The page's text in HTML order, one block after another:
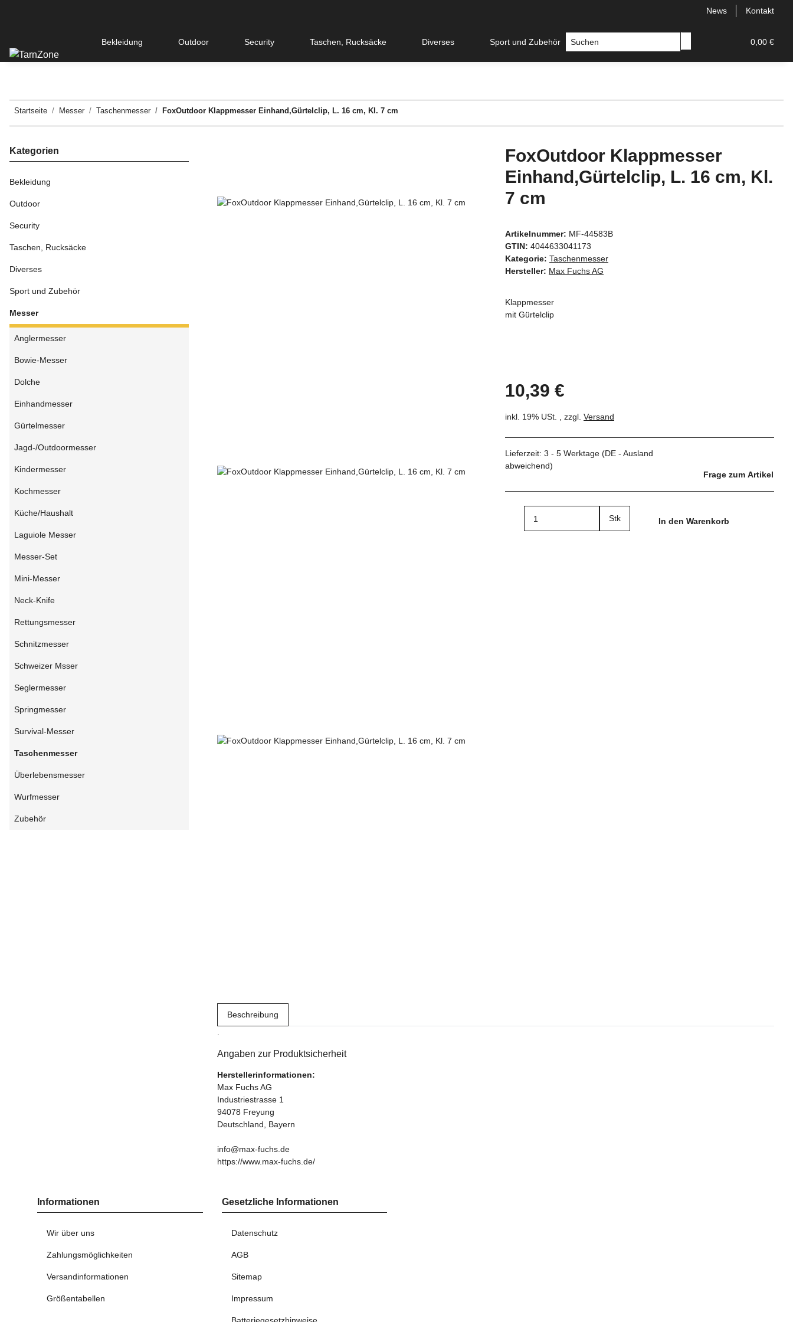
News Kontakt
0,00 €
Bekleidung Outdoor Security Taschen, Rucksäcke Diverses Sport und Zubehör Messer
Startseite Messer Taschenmesser FoxOutdoor Klappmesser Einhand,Gürtelclip, L. 16 cm, Kl. 7 cm
FoxOutdoor Klappmesser
Einhand,Gürtelclip, L. 16 cm, Kl.
7 cm
Artikelnummer: MF-44583B
GTIN: 4044633041173
Kategorie: Taschenmesser
Hersteller: Max Fuchs AG
Klappmesser
mit Gürtelclip
10,39 €
inkl. 19% USt. , zzgl. Versand
Lieferzeit: 3 - 5 Werktage (DE - Ausland
abweichend)
Frage zum Artikel
Stk In den Warenkorb
Beschreibung
Angaben zur Produktsicherheit
Herstellerinformationen:
Max Fuchs AG
Industriestrasse 1
94078 Freyung
Deutschland, Bayern
info@max-fuchs.de
https://www.max-fuchs.de/
Kategorien
Bekleidung
Outdoor
Security
Taschen, Rucksäcke
Diverses
Sport und Zubehör
Messer
Anglermesser
Bowie-Messer
Dolche
Einhandmesser
Gürtelmesser
Jagd-/Outdoormesser
Kindermesser
Kochmesser
Küche/Haushalt
Laguiole Messer
Messer-Set
Mini-Messer
Neck-Knife
Rettungsmesser
Schnitzmesser
Schweizer Msser
Seglermesser
Springmesser
Survival-Messer
Taschenmesser
Überlebensmesser
Wurfmesser
Zubehör
Informationen
Wir über uns
Zahlungsmöglichkeiten
Versandinformationen
Größentabellen
Gesetzliche Informationen
Datenschutz
AGB
Sitemap
Impressum